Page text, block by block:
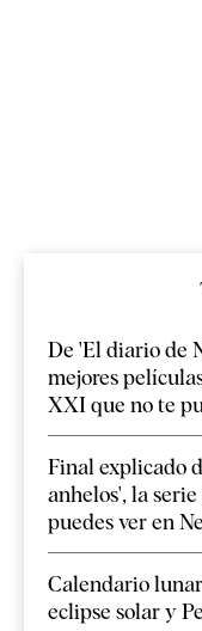
De 'El diario de
mejores
XXI que no te
Final explicado
anhelos', la
puedes ver en
Calendario
eclipse solar y